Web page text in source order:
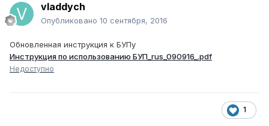
vladdych
Опубликовано 10 сентября, 2016
Обновленная инструкция к БУПу
Инструкция по использованию БУП_rus_090916_.pdf
Недоступно
1